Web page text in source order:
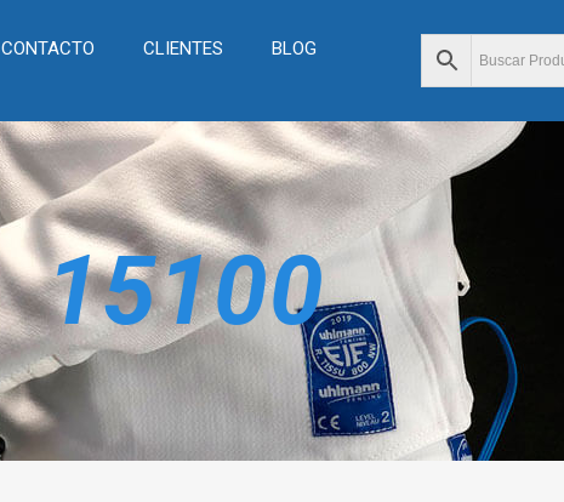
CONTACTO CLIENTES BLOG
15100